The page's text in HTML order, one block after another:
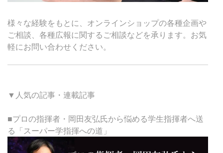
様々な経験をもとに、オンラインショップの各種企画や
ご相談、各種広報に関するご相談などを承ります。お気
軽にお問い合わせください。
▼人気の記事・連載記事
■プロの指揮者・岡田友弘氏から悩める学生指揮者へ送
る「スーパー学指揮への道」